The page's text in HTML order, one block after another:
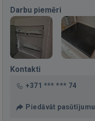
Darbu piemēri
Kontakti
+371 *** *** 74
Piedāvāt pasūtījumu